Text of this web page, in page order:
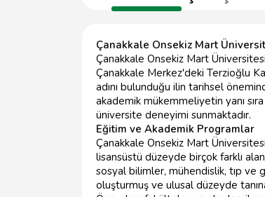
Çanakkale Onsekiz Mart
Çanakkale Onsekiz Mart
Çanakkale Merkez'deki Terzioğlu
adını bulunduğu ilin tarihsel
akademik mükemmeliyetin yanı
üniversite deneyimi sunmaktadır.
Eğitim ve Akademik Programlar
Çanakkale Onsekiz Mart
lisansüstü düzeyde birçok farklı
sosyal bilimler, mühendislik, tıp ve
oluşturmuş ve ulusal düzeyde